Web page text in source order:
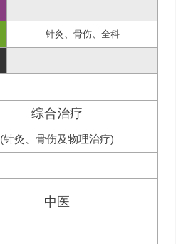
针灸、骨伤、全科
综合治疗
(针灸、骨伤及物理治疗)
中医